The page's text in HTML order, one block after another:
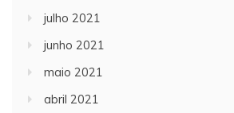
julho 2021
junho 2021
maio 2021
abril 2021